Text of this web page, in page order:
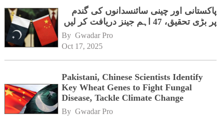
پاکستانی اور چینی سائنسدانوں کی گندم
پر بڑی تحقیق، 47 اہم جینز دریافت کر لیں
By Gwadar Pro
Oct 17, 2025
Pakistani, Chinese Scientists Identify
Key Wheat Genes to Fight Fungal
Disease, Tackle Climate Change
By Gwadar Pro